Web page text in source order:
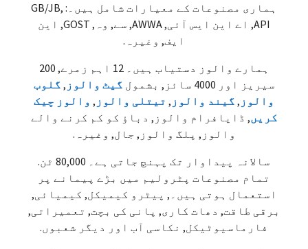
ہماری مصنوعات کے معیارات شامل ہیں۔: GB/JB,
API, اے این ایس آئی, AWWA, سے, وہ, GOST, این
ایف, وغیرہ.
ہمارے والوز دستیاب ہیں۔ 12 اہم زمرے, 200
سیریز اور 4000 سائز, بشمول
گیٹ والوز , گلوب
والوز , گیند والوز , تیتلی والوز , والوز چیک
کریں, ڈایافرام والوز, دباؤ کو کم کرنے والے
والوز, پلگ والوز, جال, وغیرہ.
سالانہ پیداوار تک پہنچ جاتی ہے۔ 80,000 ٹن.
تمام مصنوعات پٹرولیم میں بڑے پیمانے پر
استعمال ہوتی ہیں۔, پیٹرو کیمیکل, کیمیائی,
برقی طاقت, دھات کاری, پانی کی بچت, تعمیراتی,
فارماسیوٹیکل, نکاسی آب اور دیگر شعبوں.